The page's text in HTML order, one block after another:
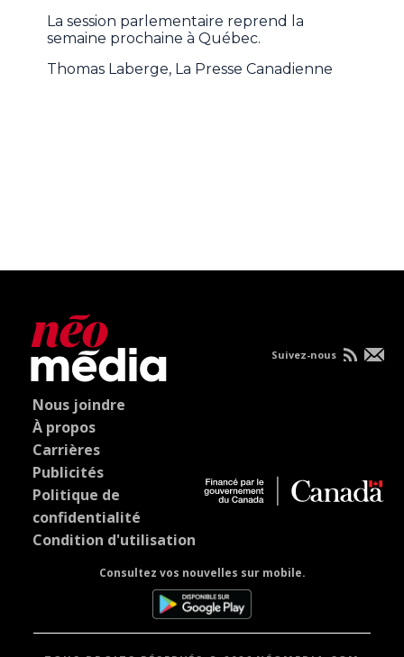
La session parlementaire reprend la
semaine prochaine à Québec.
Thomas Laberge, La Presse Canadienne
Nous joindre
À propos
Carrières
Publicités
Politique de
confidentialité
Condition d'utilisation
Consultez vos nouvelles sur mobile.
Suivez-nous